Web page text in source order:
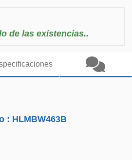
de las existencias..
: HLMBW463B